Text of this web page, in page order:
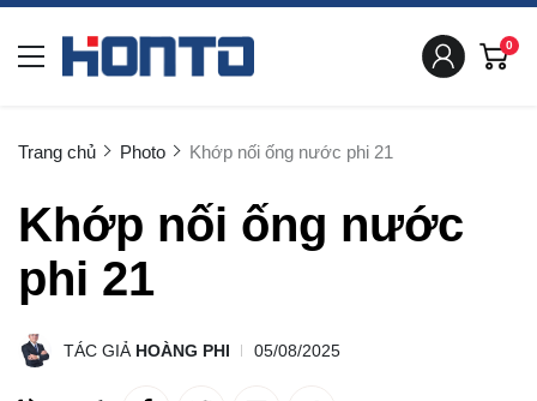
0
Trang chủ Photo Khớp nối ống nước phi 21
Khớp nối ống nước
phi 21
TÁC GIẢ HOÀNG PHI 05/08/2025